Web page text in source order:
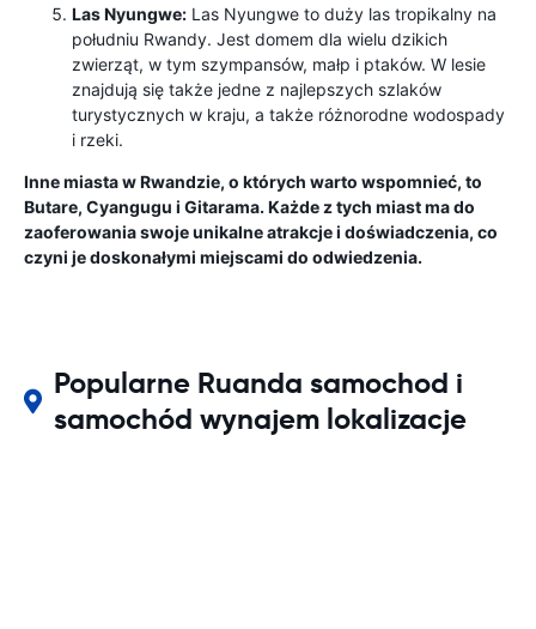
Las Nyungwe: Las Nyungwe to duży las tropikalny na
południu Rwandy. Jest domem dla wielu dzikich
zwierząt, w tym szympansów, małp i ptaków. W lesie
znajdują się także jedne z najlepszych szlaków
turystycznych w kraju, a także różnorodne wodospady
i rzeki.
Inne miasta w Rwandzie, o których warto wspomnieć, to
Butare, Cyangugu i Gitarama. Każde z tych miast ma do
zaoferowania swoje unikalne atrakcje i doświadczenia, co
czyni je doskonałymi miejscami do odwiedzenia.
Popularne Ruanda samochod i
samochód wynajem lokalizacje